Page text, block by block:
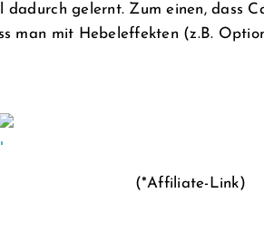
gelernt. Zum einen, dass
man mit Hebeleffekten (z.B.
(*Affiliate-Link)